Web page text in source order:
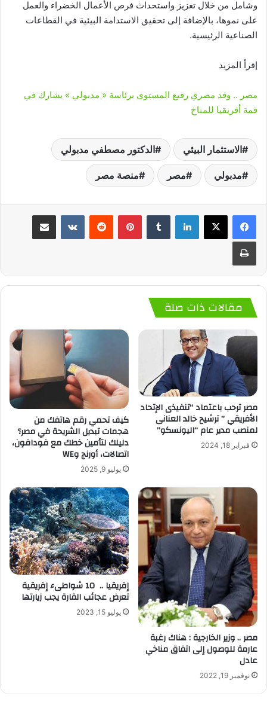
وشامل من خلال تعزيز واستحداث فرص الأعمال الخضراء والعمل
على نموها، بالإضافة إلى تحقيق الاستدامة البيئية في القطاعات
الصناعية الرئيسية.
إقرأ المزيد
مصر .. وفد مصري رفيع المستوى برئاسة « مدبولي » يشارك في
قمة أفريقيا للمناخ
الاستثمار البيئي الدكتور مصطفي مدبولي
مدبولي مصر منصة مصر
لينكدإن بينتيريست
مقالات ذات صلة
مصر ترحب باعتماد “تنفيذى الإتحاد
الأفريقي ” ترشيح خالد العنانى
لمنصب مدير عام “اليونسكو”
فبراير 18, 2024
كيف تحمي رقم هاتفك من
هجمات تبديل الشريحة في مصر؟
دليلك لتأمين خطك مع فودافون،
اتصالات، أورنج وWE
يوليو 9, 2025
مصر .. وزير الخارجية : هناك رغبة
عارمة للوصول إلى اتفاق مناخي
عادل
نوفمبر 19, 2022
إفريقيا .. 10 شواطىء إفريقية
تعرض عجائب القارة يجب زيارتها
يوليو 15, 2023